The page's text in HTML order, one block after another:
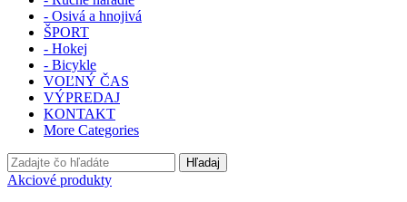
- Osivá a hnojivá
ŠPORT
- Hokej
- Bicykle
VOĽNÝ ČAS
VÝPREDAJ
KONTAKT
More Categories
Hľadaj
Akciové produkty